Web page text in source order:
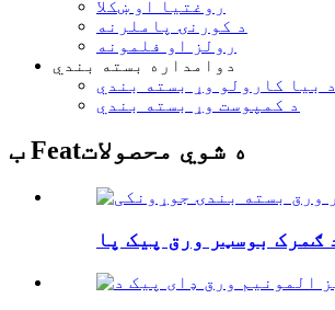
روغتیا او ښکلا
د کورنۍ پاملرنه
رولز او فلمونه
دوامداره بسته بندي
د بیا کارولو وړ بسته بندي
د کمپوست وړ بسته بندي
ب Featه شوي محصولات